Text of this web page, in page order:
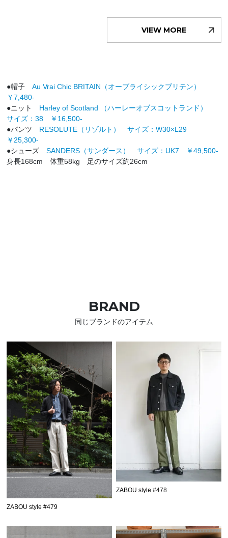
VIEW MORE
●帽子Au Vrai Chic BRITAIN（オーブライシックブリテン）
￥7,480-
●ニット Harley of Scotland （ハーレーオブスコットランド）
サイズ：38 ￥16,500-
●パンツ RESOLUTE（リゾルト） サイズ：W30×L29
￥25,300-
●シューズSANDERS（サンダース） サイズ：UK7 ￥49,500-
身長168cm 体重58kg 足のサイズ約26cm
BRAND
同じブランドのアイテム
ZABOU style #479
ZABOU style #478